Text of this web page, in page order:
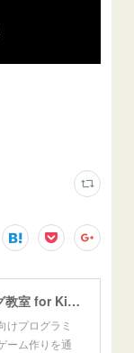
鎌倉駅前プログラミング教室 for Kids[公式]
けプログラミ
ーム作りを通